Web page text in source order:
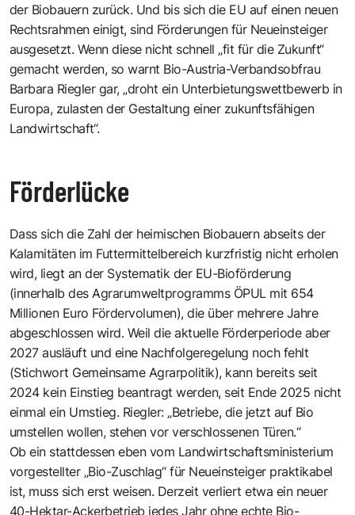
der Biobauern zurück. Und bis sich die EU auf einen neuen
Rechtsrahmen einigt, sind Förderungen für Neueinsteiger
ausgesetzt. Wenn diese nicht schnell „fit für die Zukunft“
gemacht werden, so warnt Bio-Austria-Verbandsobfrau
Barbara Riegler gar, „droht ein Unterbietungswettbewerb in
Europa, zulasten der Gestaltung einer zukunftsfähigen
Landwirtschaft“.
Förderlücke
Dass sich die Zahl der heimischen Biobauern abseits der
Kalamitäten im Futtermittelbereich kurzfristig nicht erholen
wird, liegt an der Systematik der EU-Bioförderung
(innerhalb des Agrarumweltprogramms ÖPUL mit 654
Millionen Euro Fördervolumen), die über mehrere Jahre
abgeschlossen wird. Weil die aktuelle Förderperiode aber
2027 ausläuft und eine Nachfolgeregelung noch fehlt
(Stichwort Gemeinsame Agrarpolitik), kann bereits seit
2024 kein Einstieg beantragt werden, seit Ende 2025 nicht
einmal ein Umstieg. Riegler: „Betriebe, die jetzt auf Bio
umstellen wollen, stehen vor verschlossenen Türen.“
Ob ein stattdessen eben vom Landwirtschaftsministerium
vorgestellter „Bio-Zuschlag“ für Neueinsteiger praktikabel
ist, muss sich erst weisen. Derzeit verliert etwa ein neuer
40-Hektar-Ackerbetrieb jedes Jahr ohne echte Bio-